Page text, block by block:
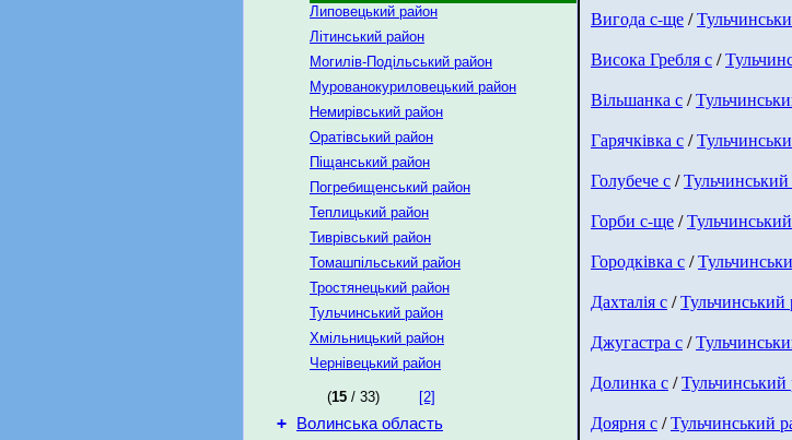
Липовецький район
Літинський район
Могилів-Подільський район
Мурованокуриловецький район
Немирівський район
Оратівський район
Піщанський район
Погребищенський район
Теплицький район
Тиврівський район
Томашпільський район
Тростянецький район
Тульчинський район
Хмільницький район
Чернівецький район
(15 / 33) [2]
+ Волинська область
Вигода с-ще/
Висока Гребля с/
Вільшанка с/
Гарячківка с/
Голубече с/
Горби с-ще/
Городківка с/
Дахталія с/Тульчинський
Джугастра с/
Долинка с/Тульчинський
Доярня с/Тульчинський